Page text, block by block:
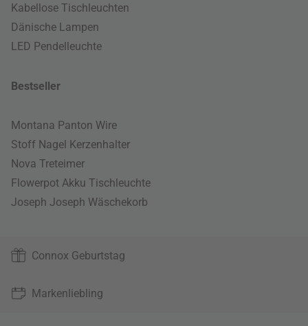
Kabellose Tischleuchten
Dänische Lampen
LED Pendelleuchte
Bestseller
Montana Panton Wire
Stoff Nagel Kerzenhalter
Nova Treteimer
Flowerpot Akku Tischleuchte
Joseph Joseph Wäschekorb
Connox Geburtstag
Markenliebling